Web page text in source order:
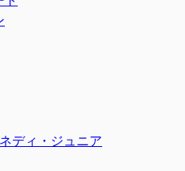
ディ・ジュニア